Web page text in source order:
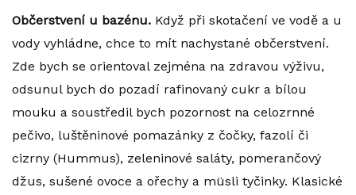
Občerstvení u bazénu. Když při skotačení ve vodě a u
vody vyhládne, chce to mít nachystané občerstvení.
Zde bych se orientoval zejména na zdravou výživu,
odsunul bych do pozadí rafinovaný cukr a bílou
mouku a soustředil bych pozornost na celozrnné
pečivo, luštěninové pomazánky z čočky, fazolí či
cizrny (Hummus), zeleninové saláty, pomerančový
džus, sušené ovoce a ořechy a müsli tyčinky. Klasické